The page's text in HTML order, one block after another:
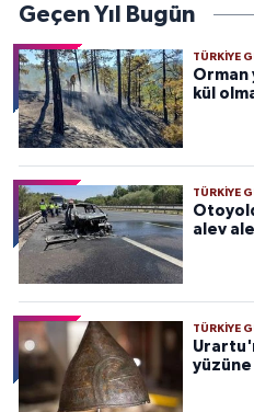
Geçen Yıl Bugün
TÜRKIYE
Orman
kül
TÜRKIYE
alev
TÜRKIYE
yüzüne